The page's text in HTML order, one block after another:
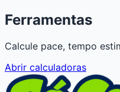
Ferramentas
Calcule pace, tempo
Abrir calculadoras